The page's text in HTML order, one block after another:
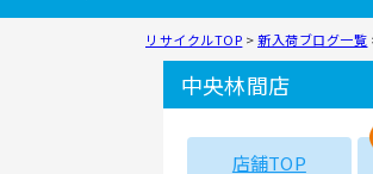
リサイクルTOP >新入荷ブログ一覧
中央林間店
店舗TOP